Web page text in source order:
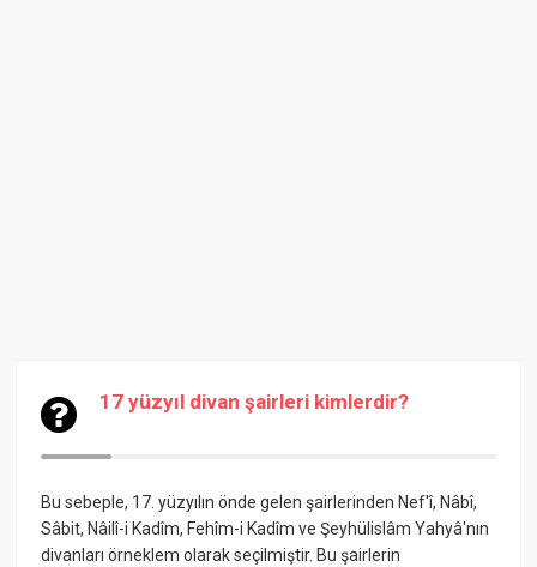
17 yüzyıl divan şairleri kimlerdir?
Bu sebeple, 17. yüzyılın önde gelen şairlerinden Nef'î, Nâbî,
Sâbit, Nâilî-i Kadîm, Fehîm-i Kadîm ve Şeyhülislâm Yahyâ'nın
divanları örneklem olarak seçilmiştir. Bu şairlerin